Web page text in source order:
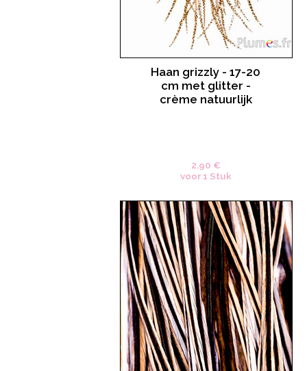
Haan grizzly - 17-20
cm met glitter -
crème natuurlijk
2.90 €
voor 1 Stuk